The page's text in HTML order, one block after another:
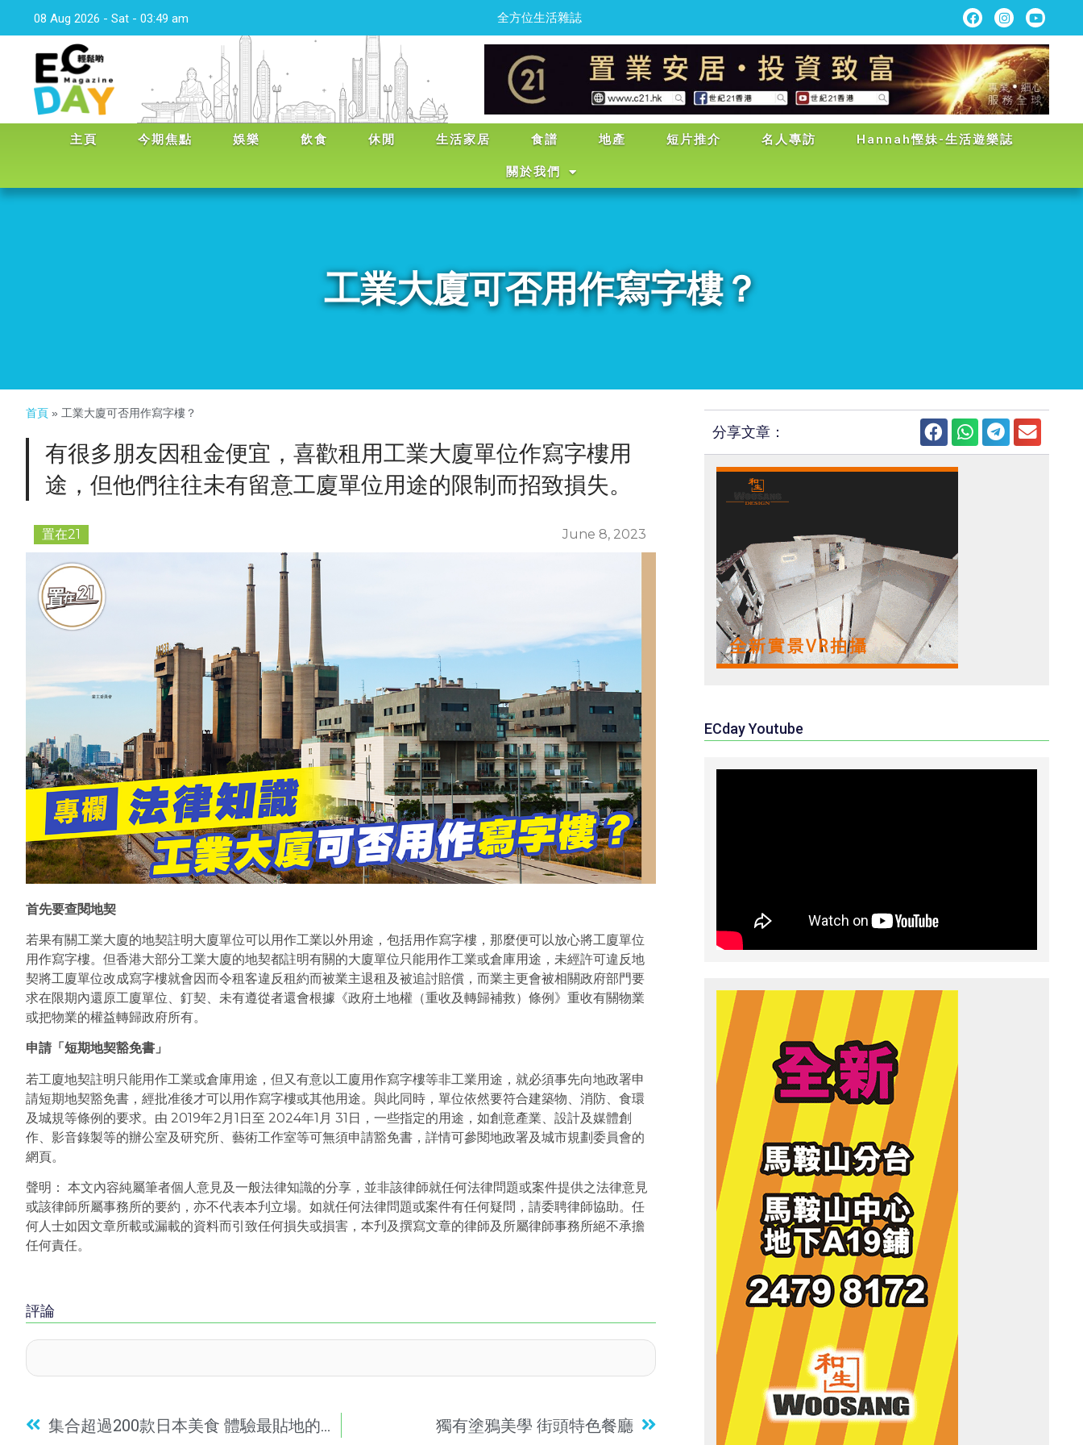
08 Aug 2026 - Sat - 03:49 am 全方位生活雜誌
主頁 今期焦點 娛樂 飲食 休閒 生活家居 食譜 地產 短片推介 名人專訪 Hannah慳妹-生活遊樂誌
關於我們
工業大廈可否用作寫字樓？
首頁 » 工業大廈可否用作寫字樓？
有很多朋友因租金便宜，喜歡租用工業大廈單位作寫字樓用
途，但他們往往未有留意工廈單位用途的限制而招致損失。
置在21 June 8, 2023
首先要查閱地契
若果有關工業大廈的地契註明大廈單位可以用作工業以外用途，包括用作寫字樓，那麼便可以放心將工廈單位
用作寫字樓。但香港大部分工業大廈的地契都註明有關的大廈單位只能用作工業或倉庫用途，未經許可違反地
契將工廈單位改成寫字樓就會因而令租客違反租約而被業主退租及被追討賠償，而業主更會被相關政府部門要
求在限期內還原工廈單位、釘契、未有遵從者還會根據《政府土地權（重收及轉歸補救）條例》重收有關物業
或把物業的權益轉歸政府所有。
申請「短期地契豁免書」
若工廈地契註明只能用作工業或倉庫用途，但又有意以工廈用作寫字樓等非工業用途，就必須事先向地政署申
請短期地契豁免書，經批准後才可以用作寫字樓或其他用途。與此同時，單位依然要符合建築物、消防、食環
及城規等條例的要求。由 2019年2月1日至 2024年1月 31日，一些指定的用途，如創意產業、設計及媒體創
作、影音錄製等的辦公室及研究所、藝術工作室等可無須申請豁免書，詳情可參閱地政署及城市規劃委員會的
網頁。
聲明： 本文內容純屬筆者個人意見及一般法律知識的分享，並非該律師就任何法律問題或案件提供之法律意見
或該律師所屬事務所的要約，亦不代表本刋立場。如就任何法律問題或案件有任何疑問，請委聘律師協助。任
何人士如因文章所載或漏載的資料而引致任何損失或損害，本刋及撰寫文章的律師及所屬律師事務所絕不承擔
任何責任。
評論
集合超過200款日本美食 體驗最貼地的居酒屋文化 獨有塗鴉美學 街頭特色餐廳
分享文章：
ECday Youtube